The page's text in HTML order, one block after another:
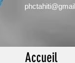
Accueil